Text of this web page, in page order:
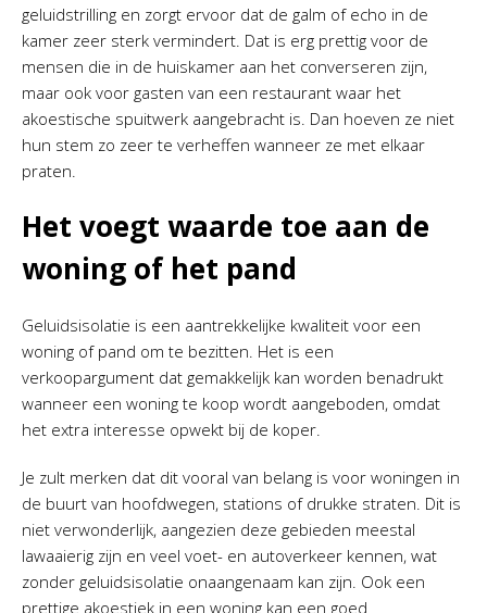
geluidstrilling en zorgt ervoor dat de galm of echo in de
kamer zeer sterk vermindert. Dat is erg prettig voor de
mensen die in de huiskamer aan het converseren zijn,
maar ook voor gasten van een restaurant waar het
akoestische spuitwerk aangebracht is. Dan hoeven ze niet
hun stem zo zeer te verheffen wanneer ze met elkaar
praten.
Het voegt waarde toe aan de
woning of het pand
Geluidsisolatie is een aantrekkelijke kwaliteit voor een
woning of pand om te bezitten. Het is een
verkoopargument dat gemakkelijk kan worden benadrukt
wanneer een woning te koop wordt aangeboden, omdat
het extra interesse opwekt bij de koper.
Je zult merken dat dit vooral van belang is voor woningen in
de buurt van hoofdwegen, stations of drukke straten. Dit is
niet verwonderlijk, aangezien deze gebieden meestal
lawaaierig zijn en veel voet- en autoverkeer kennen, wat
zonder geluidsisolatie onaangenaam kan zijn. Ook een
prettige akoestiek in een woning kan een goed